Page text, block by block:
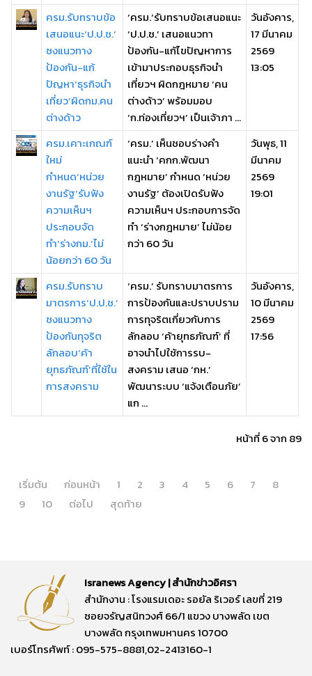
ครม.รับทราบข้อ
เสนอแนะ‘ป.ป.ช.’
ชงแนวทาง
ป้องกัน-แก้
ปัญหา‘ธุรกิจนำ
เที่ยว’ผิดกม.คน
ต่างด้าว
‘ครม.’รับทราบข้อเสนอแนะ
‘ป.ป.ช.’ เสนอแนวทา
ป้องกัน-แก้ไขปัญหาการ
เข้ามาประกอบธุรกิจนำ
เที่ยวฯ ผิดกฎหมาย ‘คน
ต่างด้าว’ พร้อมมอบ
‘ก.ท่องเที่ยวฯ’ เป็นเจ้าภา ...
วันอังคาร,
17 มีนาคม
2569
13:05
ครม.เคาะเกณฑ์
ใหม่
กำหนด‘หน่วย
งานรัฐ’รับฟัง
ความเห็นฯ
ประกอบจัด
ทำ‘ร่างกม.’ไม่
น้อยกว่า 60 วัน
‘ครม.’ เห็นชอบร่างคำ
แนะนำ ‘คกก.พัฒนา
กฎหมาย’ กำหนด ‘หน่วย
งานรัฐ’ ต้องเปิดรับฟัง
ความเห็นฯ ประกอบการจัด
ทำ ‘ร่างกฎหมาย’ ไม่น้อย
กว่า 60 วัน
วันพุธ, 11
มีนาคม
2569
19:01
ครม.รับทราบ
มาตรการ‘ป.ป.ช.’
ชงแนวทาง
ป้องกันทุจริต
ลักลอบ‘ค้า
ยุทธภัณฑ์’ที่ใช้ใน
การสงคราม
‘ครม.’ รับทราบมาตรการ
การป้องกันและปราบปราม
การทุจริตเกี่ยวกับการ
ลักลอบ ‘ค้ายุทธภัณฑ์’ ที่
อาจนำไปใช้การรบ-
สงคราม เสนอ ‘กห.’
พัฒนาระบบ ‘แจ้งเตือนภัย’
แก ...
วันอังคาร,
10 มีนาคม
2569
17:56
หน้าที่ 6 จาก 89
เริ่มต้น ก่อนหน้า 1 2 3 4 5 6 7
8
9
10 ต่อไป สุดท้าย
Isranews Agency | สำนักข่าวอิศรา
สำนักงาน : โรงแรมเดอะ รอยัล ริเวอร์ เลขที่ 219
ซอยจรัญสนิทวงศ์ 66/1 แขวง บางพลัด เขต
บางพลัด กรุงเทพมหานคร 10700
เบอร์โทรศัพท์ : 095-575-8881,02-2413160-1